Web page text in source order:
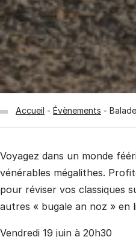
Accueil Évènements
Voyagez dans un monde
vénérables mégalithes.
pour réviser vos classiques
autres « bugale an noz » en
Vendredi 19 juin à 20h30